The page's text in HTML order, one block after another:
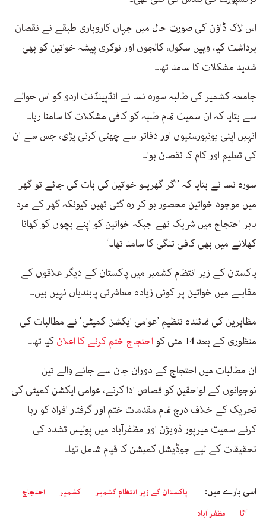
اس لاک ڈاؤن کی صورت حال میں جہاں کاروباری طبقے نے نقصان
برداشت کیا، وہیں سکول، کالجوں اور نوکری پیشہ خواتین کو بھی
شدید مشکلات کا سامنا تھا۔
جامعہ کشمیر کی طالبہ سورہ نسا نے انڈپینڈنٹ اردو کو اس حوالے
سے بتایا کہ ان سمیت تمام طلبہ کو کافی مشکلات کا سامنا رہا۔
انہیں اپنی یونیورسٹیوں اور دفاتر سے چھٹی کرنی پڑی، جس سے ان
کی تعلیم اور کام کا نقصان ہوا۔
سورہ نسا نے بتایا کہ ’اگر گھریلو خواتین کی بات کی جائے تو گھر
میں موجود خواتین محصور ہو کر رہ گئی تھیں کیونکہ گھر کے مرد
باہر احتجاج میں شریک تھے جبکہ خواتین کو اپنے بچوں کو کھانا
کھلانے میں بھی کافی تنگی کا سامنا تھا۔‘
پاکستان کے زیر انتظام کشمیر میں پاکستان کے دیگر علاقوں کے
مقابلے میں خواتین پر کوئی زیادہ معاشرتی پابندیاں نہیں ہیں۔
مظاہرین کی نمائندہ تنظیم ’عوامی ایکشن کمیٹی‘ نے مطالبات کی
منظوری کے بعد 14 مئی کو
احتجاج ختم کرنے کا اعلانکیا تھا۔
ان مطالبات میں احتجاج کے دوران جان سے جانے والے تین
نوجوانوں کے لواحقین کو قصاص ادا کرنے، عوامی ایکشن کمیٹی کی
تحریک کے خلاف درج تمام مقدمات ختم اور گرفتار افراد کو رہا
کرنے سمیت میرپور ڈویژن اور مظفرآباد میں پولیس تشدد کی
تحقیقات کے لیے جوڈیشل کمیشن کا قیام شامل تھا۔
اسی بارے میں: پاکستان کے زیر انتظام کشمیر کشمیر
احتجاج
آٹا
مظفر آباد